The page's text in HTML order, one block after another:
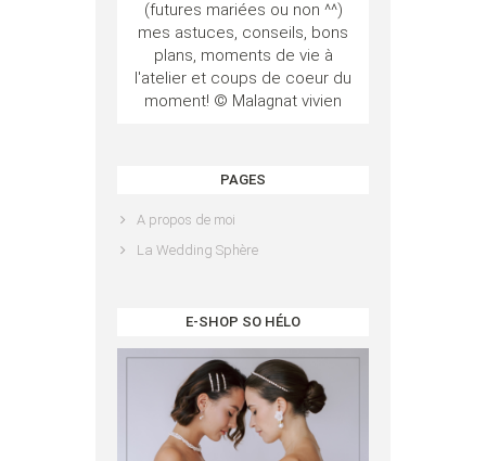
(futures mariées ou non ^^)
mes astuces, conseils, bons
plans, moments de vie à
l'atelier et coups de coeur du
moment! © Malagnat vivien
PAGES
A propos de moi
La Wedding Sphère
E-SHOP SO HÉLO